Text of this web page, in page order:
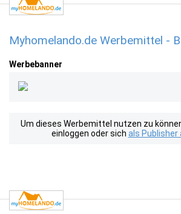
Myhomelando.de Werbemittel -
Werbebanner
Um dieses Werbemittel nutzen zu
einloggen oder sich als Publisher